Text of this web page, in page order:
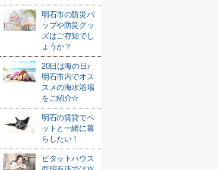
明石市の防災パ
ップや防災グッ
ズはご存知でし
ょうか？
20日は海の日♪
明石市内でオス
スメの海水浴場
をご紹介☆
明石の賃貸でペ
ットと一緒に暮
らしたい！
ピタットハウス